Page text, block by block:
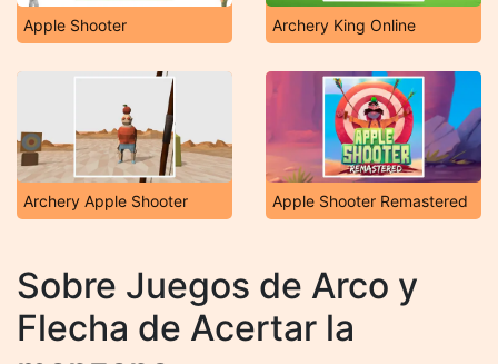
Apple Shooter Archery King Online
Archery Apple Shooter Apple Shooter Remastered
Sobre Juegos de Arco y
Flecha de Acertar la